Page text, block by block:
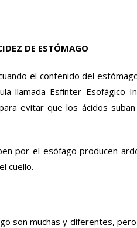
DE ESTÓMAGO
el contenido del
llamada Esfínter Esofágico
evitar que los ácidos
por el esófago producen
cuello.
son muchas y diferentes,